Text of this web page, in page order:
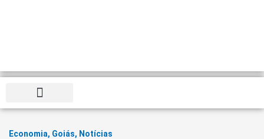
Economia, Goiás, Notícias